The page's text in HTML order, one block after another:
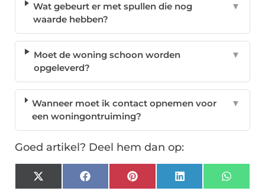
Wat gebeurt er met spullen die nog
waarde hebben?
▼
Moet de woning schoon worden
opgeleverd?
▼
Wanneer moet ik contact opnemen voor
een woningontruiming?
▼
Goed artikel? Deel hem dan op:
X FacebookPinterest LinkedIn